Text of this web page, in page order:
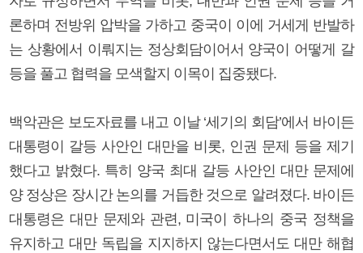
론하며 전방위 압박을 가하고 중국이 이에 거세게 반발하
는 상황에서 이뤄지는 정상회담이어서 양국이 어떻게 갈
등을 풀고 협력을 모색할지 이목이 집중됐다.
백악관은 보도자료를 내고 이날 ‘세기의 회담’에서 바이든
대통령이 갈등 사안인 대만을 비롯, 인권 문제 등을 제기
했다고 밝혔다. 특히 양국 최대 갈등 사안인 대만 문제에
양 정상은 장시간 논의를 거듭한 것으로 알려졌다. 바이든
대통령은 대만 문제와 관련, 미국이 하나의 중국 정책을
유지하고 대만 독립을 지지하지 않는다면서도 대만 해협